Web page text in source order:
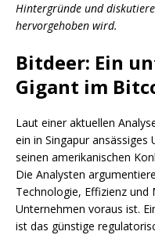
Hintergründe und
hervorgehoben wird.
Bitdeer: Ein
Gigant im
Laut einer aktuellen
ein in Singapur ansässiges
seinen amerikanischen
Die Analysten
Technologie, Effizienz und
Unternehmen voraus ist.
ist das günstige